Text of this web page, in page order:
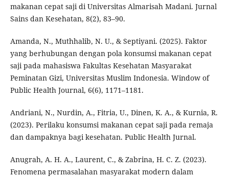
makanan cepat saji di Universitas Almarisah Madani. Jurnal
Sains dan Kesehatan, 8(2), 83–90.
Amanda, N., Muthhalib, N. U., & Septiyani. (2025). Faktor
yang berhubungan dengan pola konsumsi makanan cepat
saji pada mahasiswa Fakultas Kesehatan Masyarakat
Peminatan Gizi, Universitas Muslim Indonesia. Window of
Public Health Journal, 6(6), 1171–1181.
Andriani, N., Nurdin, A., Fitria, U., Dinen, K. A., & Kurnia, R.
(2023). Perilaku konsumsi makanan cepat saji pada remaja
dan dampaknya bagi kesehatan. Public Health Jurnal.
Anugrah, A. H. A., Laurent, C., & Zabrina, H. C. Z. (2023).
Fenomena permasalahan masyarakat modern dalam